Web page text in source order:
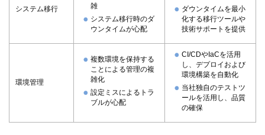
システム移行
雑
システム移行時のダ
ウンタイムが心配
ダウンタイムを最小
化する移行ツール
技術サポートを提供
環境管理
複数環境を保持する
ことによる管理の複
雑化
設定ミスによるトラ
ブルが心配
CI/CDやIaCを活用
し、デプロイおよび
環境構築を自動化
当社独自のテストツ
ールを活用し、品質
の確保